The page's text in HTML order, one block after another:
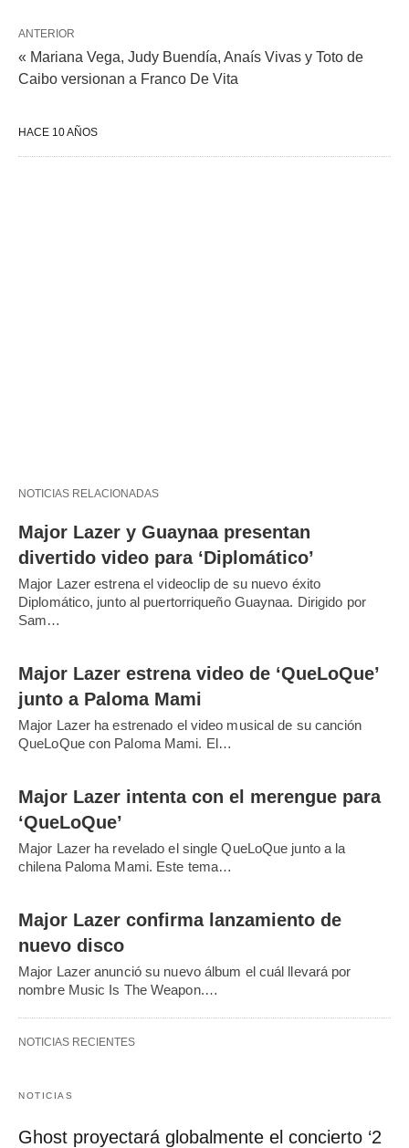
ANTERIOR
« Mariana Vega, Judy Buendía, Anaís Vivas y Toto de
Caibo versionan a Franco De Vita
HACE 10 AÑOS
NOTICIAS RELACIONADAS
Major Lazer y Guaynaa presentan
divertido video para ‘Diplomático’
Major Lazer estrena el videoclip de su nuevo éxito
Diplomático, junto al puertorriqueño Guaynaa. Dirigido por
Sam…
Major Lazer estrena video de ‘QueLoQue’
junto a Paloma Mami
Major Lazer ha estrenado el video musical de su canción
QueLoQue con Paloma Mami. El…
Major Lazer intenta con el merengue para
‘QueLoQue’
Major Lazer ha revelado el single QueLoQue junto a la
chilena Paloma Mami. Este tema…
Major Lazer confirma lanzamiento de
nuevo disco
Major Lazer anunció su nuevo álbum el cuál llevará por
nombre Music Is The Weapon.…
NOTICIAS RECIENTES
NOTICIAS
Ghost proyectará globalmente el concierto ‘2